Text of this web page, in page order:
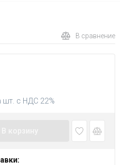
В сравнение
шт. с НДС 22%